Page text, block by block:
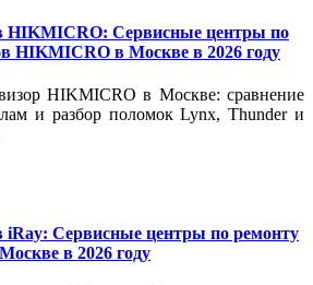
HIKMICRO: Сервисные центры по
HIKMICRO в Москве в 2026 году
HIKMICRO в Москве: сравнение
и разбор поломок Lynx, Thunder и
iRay: Сервисные центры по ремонту
в 2026 году